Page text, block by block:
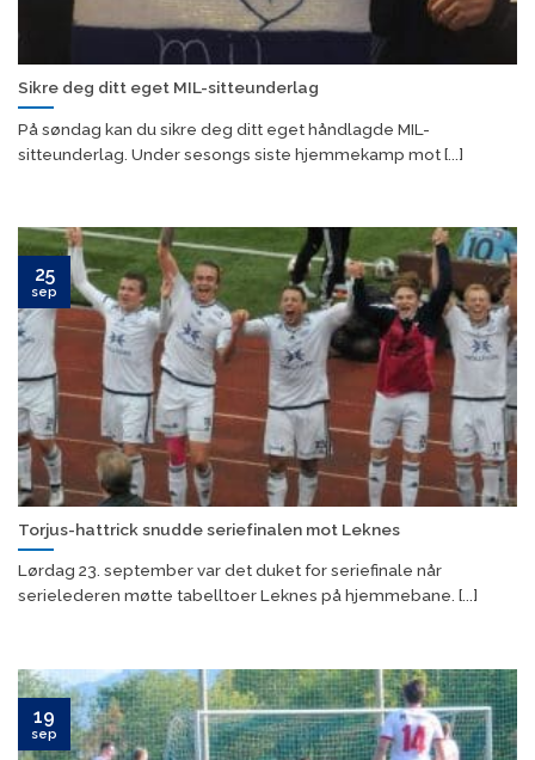
Sikre deg ditt eget MIL-sitteunderlag
På søndag kan du sikre deg ditt eget håndlagde MIL-
sitteunderlag. Under sesongs siste hjemmekamp mot [...]
Torjus-hattrick snudde seriefinalen mot Leknes
Lørdag 23. september var det duket for seriefinale når
serielederen møtte tabelltoer Leknes på hjemmebane. [...]
25
sep
19
sep